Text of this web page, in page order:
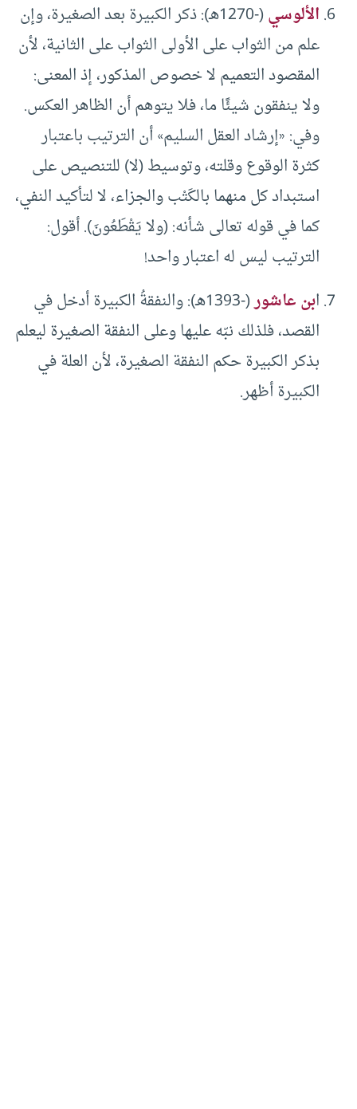
الألوسي
(-1270هـ): ذكر الكبيرة بعد الصغيرة، وإن
علم من الثواب على الأولى الثواب على الثانية، لأن
المقصود التعميم لا خصوص المذكور، إذ المعنى:
ولا ينفقون شيئًا ما، فلا يتوهم أن الظاهر العكس.
وفي: «إرشاد العقل السليم» أن الترتيب باعتبار
كثرة الوقوع وقلته، وتوسيط (لا) للتنصيص على
استبداد كل منهما بالكَتْب والجزاء، لا لتأكيد النفي،
كما في قوله تعالى شأنه: (ولا يَقْطَعُونَ). أقول:
الترتيب ليس له اعتبار واحد!
ابن عاشور
(-1393هـ): والنفقةُ الكبيرة أدخل في
القصد، فلذلك نبّه عليها وعلى النفقة الصغيرة ليعلم
بذكر الكبيرة حكم النفقة الصغيرة، لأن العلة في
الكبيرة أظهر.